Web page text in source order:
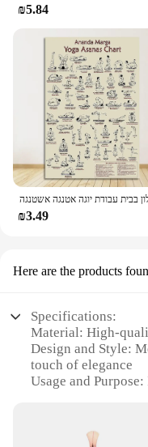
₪5.84
₪3.49
Here are the products
Specifications:
Material: High-
Design and Style:
touch of elegance
Usage and
Type and
Performance and